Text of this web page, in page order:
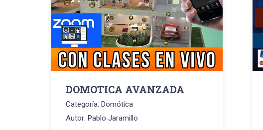
DOMOTICA AVANZADA
Categoría: Domótica
Autor: Pablo Jaramillo